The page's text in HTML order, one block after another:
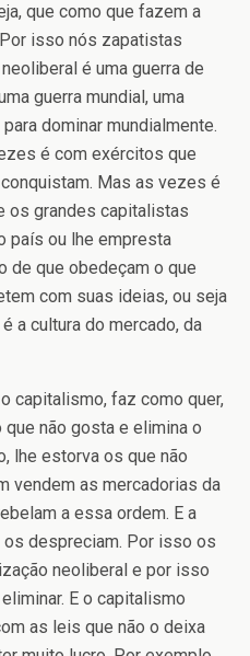
que como que fazem a
isso nós zapatistas
é uma guerra de
guerra mundial, uma
dominar mundialmente.
é com exércitos que
Mas as vezes é
os grandes capitalistas
país ou lhe empresta
de que obedeçam o que
com suas ideias, ou seja
a cultura do mercado, da
capitalismo, faz como quer,
não gosta e elimina o
lhe estorva os que não
vendem as mercadorias da
a essa ordem. E a
despreciam. Por isso os
neoliberal e por isso
E o capitalismo
as leis que não o deixa